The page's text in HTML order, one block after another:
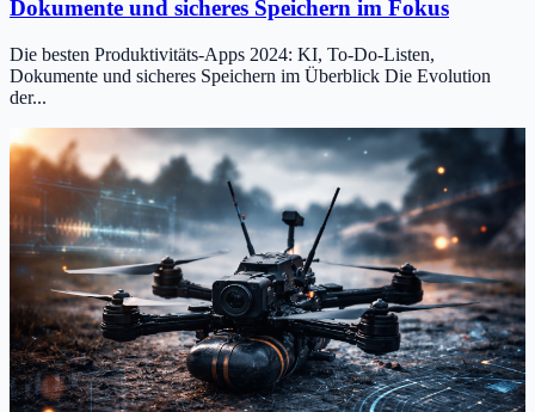
Dokumente und sicheres Speichern im Fokus
Die besten Produktivitäts-Apps 2024: KI, To-Do-Listen,
Dokumente und sicheres Speichern im Überblick Die Evolution
der...